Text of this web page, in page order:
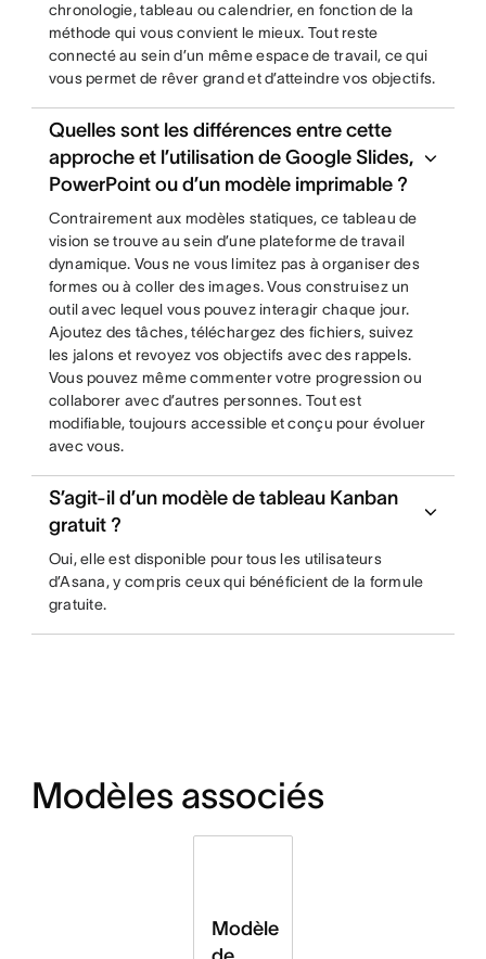
chronologie, tableau ou calendrier, en fonction de la
méthode qui vous convient le mieux. Tout reste
connecté au sein d’un même espace de travail, ce qui
vous permet de rêver grand et d’atteindre vos objectifs.
Quelles sont les différences entre cette
approche et l’utilisation de Google Slides,
PowerPoint ou d’un modèle imprimable ?
Contrairement aux modèles statiques, ce tableau de
vision se trouve au sein d’une plateforme de travail
dynamique. Vous ne vous limitez pas à organiser des
formes ou à coller des images. Vous construisez un
outil avec lequel vous pouvez interagir chaque jour.
Ajoutez des tâches, téléchargez des fichiers, suivez
les jalons et revoyez vos objectifs avec des rappels.
Vous pouvez même commenter votre progression ou
collaborer avec d’autres personnes. Tout est
modifiable, toujours accessible et conçu pour évoluer
avec vous.
S’agit-il d’un modèle de tableau Kanban
gratuit ?
Oui, elle est disponible pour tous les utilisateurs
d’Asana, y compris ceux qui bénéficient de la formule
gratuite.
Modèles associés
Modèle